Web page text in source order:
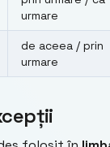
urmare
de aceea / prin
urmare